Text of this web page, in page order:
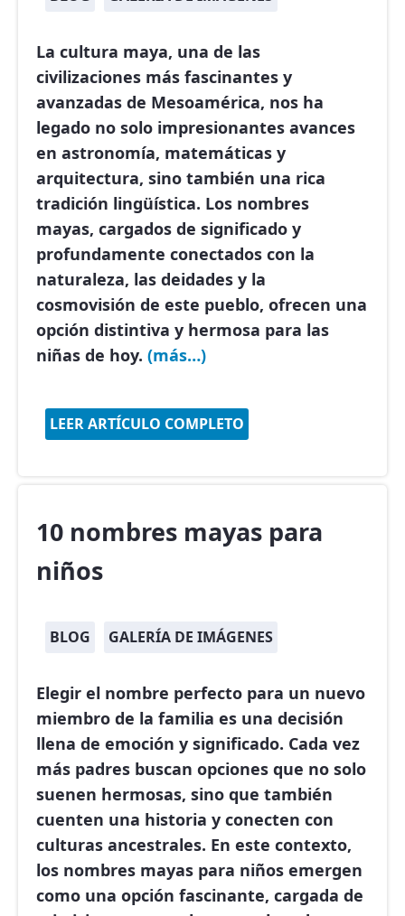
La cultura maya, una de las
civilizaciones más fascinantes y
avanzadas de Mesoamérica, nos ha
legado no solo impresionantes avances
en astronomía, matemáticas y
arquitectura, sino también una rica
tradición lingüística. Los nombres
mayas, cargados de significado y
profundamente conectados con la
naturaleza, las deidades y la
cosmovisión de este pueblo, ofrecen una
opción distintiva y hermosa para las
niñas de hoy. (más…)
LEER ARTÍCULO COMPLETO
10 nombres mayas para
niños
BLOG GALERÍA DE IMÁGENES
Elegir el nombre perfecto para un nuevo
miembro de la familia es una decisión
llena de emoción y significado. Cada vez
más padres buscan opciones que no solo
suenen hermosas, sino que también
cuenten una historia y conecten con
culturas ancestrales. En este contexto,
los nombres mayas para niños emergen
como una opción fascinante, cargada de